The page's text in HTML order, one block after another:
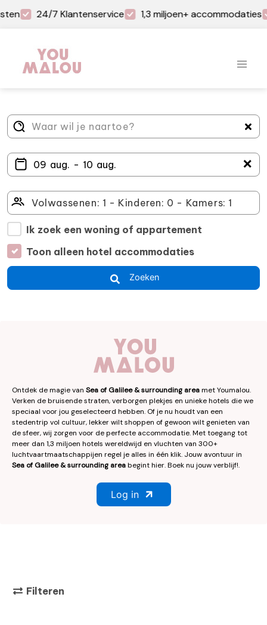
24/7 Klantenservice 1,3 miljoen+ accommodaties
＋
Ik zoek een woning of appartement
Toon alleen hotel accommodaties
Zoeken
Ontdek de magie van Sea of Galilee & surrounding areamet Youmalou.
Verken de bruisende straten, verborgen plekjes en unieke hotels die we
speciaal voor jou geselecteerd hebben. Of je nu houdt van een
stedentrip vol cultuur, lekker wilt shoppen of gewoon wilt genieten van
de sfeer, wij zorgen voor de perfecte accommodatie. Met toegang tot
meer dan 1,3 miljoen hotels wereldwijd en vluchten van 300+
luchtvaartmaatschappijen regel je alles in één klik. Jouw avontuur in
Sea of Galilee & surrounding areabegint hier. Boek nu jouw verblijf!.
Log in
Filteren